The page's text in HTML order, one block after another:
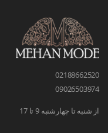
02188662520
09026503974
از شنبه تا چهارشنبه 9 تا 17